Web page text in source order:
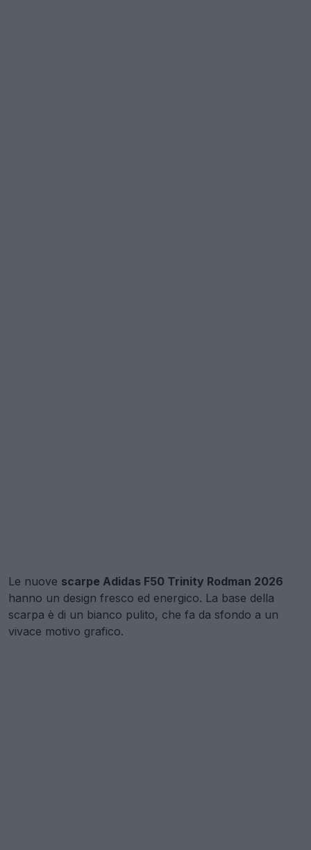
Le nuove scarpe Adidas F50 Trinity Rodman 2026
hanno un design fresco ed energico. La base della
scarpa è di un bianco pulito, che fa da sfondo a un
vivace motivo grafico.